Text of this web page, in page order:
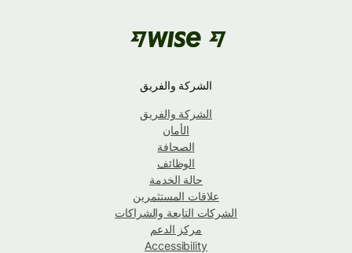
الشركة والفريق
الشركة والفريق
الأمان
الصحافة
الوظائف
حالة الخدمة
علاقات المستثمرين
الشركات التابعة والشراكات
مركز الدعم
Accessibility